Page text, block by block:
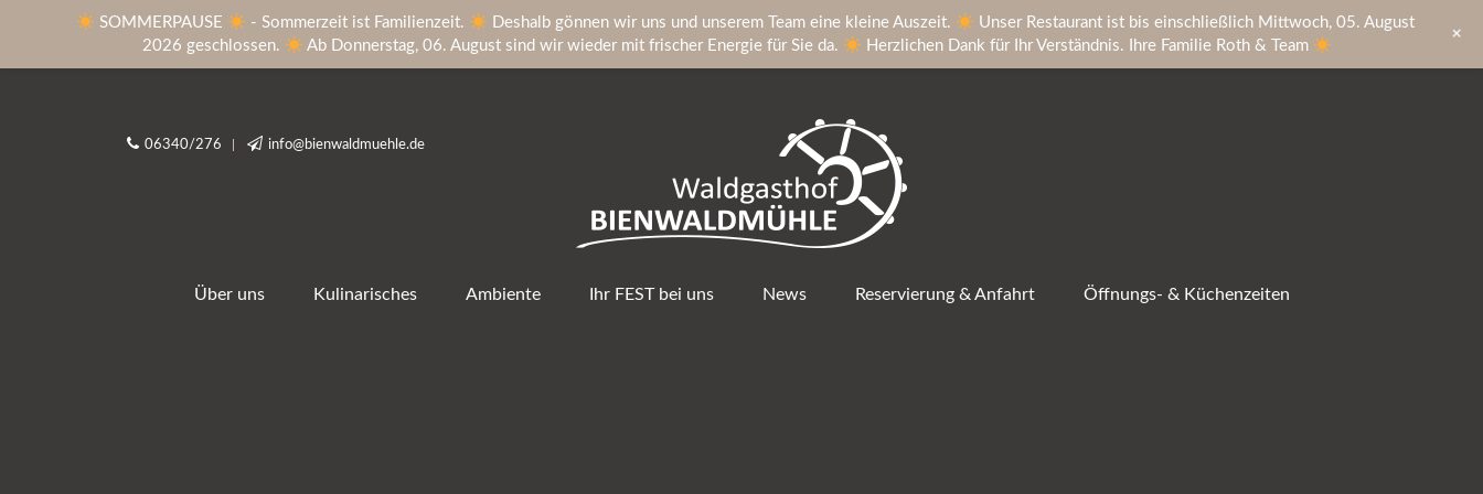
06340/276 info@bienwaldmuehle.de
Über uns Kulinarisches Ambiente Ihr FEST bei uns News Reservierung & Anfahrt Öffnungs- & Küchenzeiten
SOMMERPAUSE - Sommerzeit ist Familienzeit. Deshalb gönnen wir uns und unserem Team eine kleine Auszeit.
Unser Restaurant ist bis einschließlich Mittwoch, 05. August
2026 geschlossen.
Ab Donnerstag, 06. August sind wir wieder mit frischer Energie für Sie da. Herzlichen Dank für Ihr Verständnis. Ihre Familie Roth & Team
+